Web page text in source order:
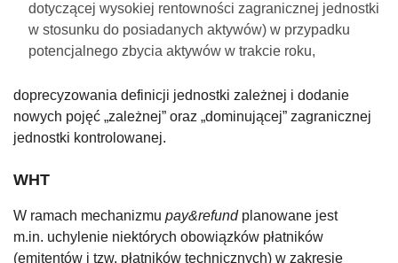
dotyczącej wysokiej rentowności zagranicznej jednostki
w stosunku do posiadanych aktywów) w przypadku
potencjalnego zbycia aktywów w trakcie roku,
doprecyzowania definicji jednostki zależnej i dodanie
nowych pojęć „zależnej” oraz „dominującej” zagranicznej
jednostki kontrolowanej.
WHT
W ramach mechanizmu pay&refundplanowane jest
m.in. uchylenie niektórych obowiązków płatników
(emitentów i tzw. płatników technicznych) w zakresie